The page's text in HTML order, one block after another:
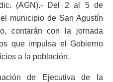
(AGN).- Del 2 al 5 de
municipio de San Agustín
contarán con la jornada
que impulsa el Gobierno
a la población.
de Ejecutiva de la